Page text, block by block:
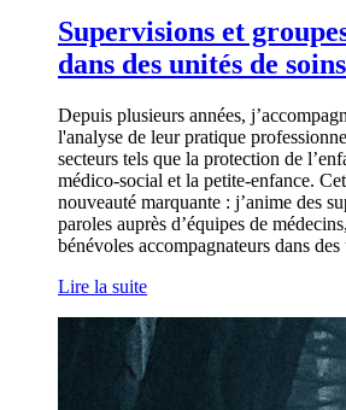
Supervisions et
dans des unités de
Depuis plusieurs années,
l'analyse de leur pratique
secteurs tels que la protection de
médico-social et la petite-enfance.
nouveauté marquante : j’anime des
paroles auprès d’équipes de
bénévoles accompagnateurs dans
Lire la suite